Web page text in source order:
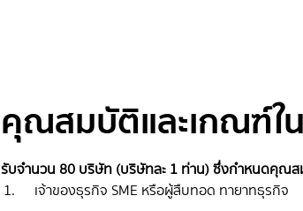
คุณสมบัติและเกณฑ์ใ
รับจำนวน 80 บริษัท (บริษัทละ 1 ท่าน) ซึ่งกำหนดคุณ
เจ้าของธุรกิจ SME หรือผู้สืบทอด ทายาทธุรกิจ